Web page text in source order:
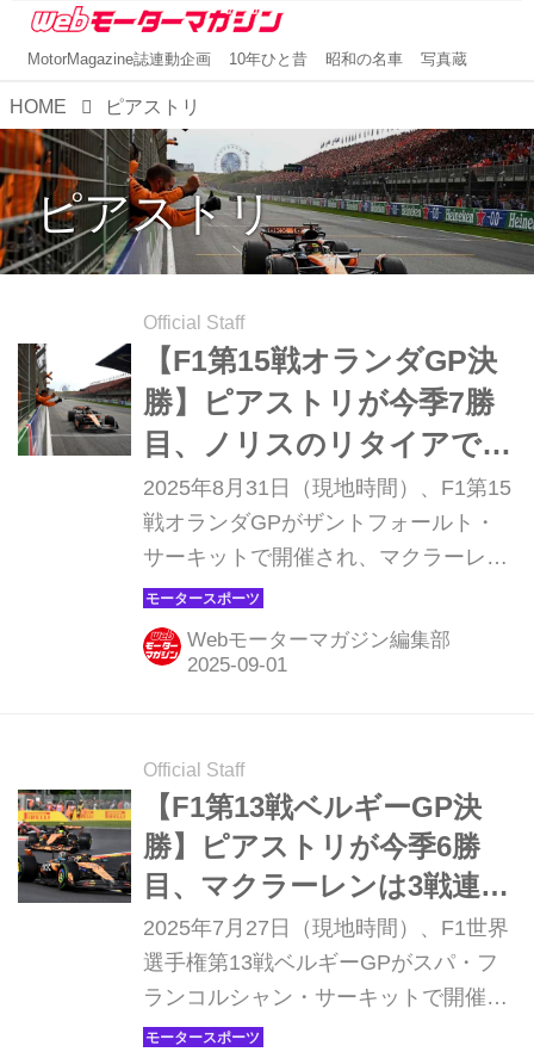
MotorMagazine誌連動企画 10年ひと昔 昭和の名車 写真蔵
HOME ピアストリ
ピアストリ
Official Staff
【F1第15戦オランダGP決
勝】ピアストリが今季7勝
目、ノリスのリタイアでふ
たりのポイント差が一気に
拡大
2025年8月31日（現地時間）、F1第15
戦オランダGPがザントフォールト・
サーキットで開催され、マクラーレン
のオスカー・ピアストリが優勝。2位
にはレッドブルのマックス・フェルス
タッペン、3位には初表彰台となるア
ル）は3回の赤旗が出る乱戦の中で9位
に順位を上げて2ポイントを獲得し
た。
Webモーターマガジン編集部
Official Staff
【F1第13戦ベルギーGP決
勝】ピアストリが今季6勝
目、マクラーレンは3戦連続
1-2フィニッシュ達成
2025年7月27日（現地時間）、F1世界
選手権第13戦ベルギーGPがスパ・フ
ランコルシャン・サーキットで開催さ
れ、悪天候のためインターミディエイ